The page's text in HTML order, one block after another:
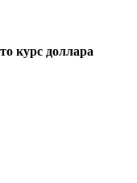
курс доллара